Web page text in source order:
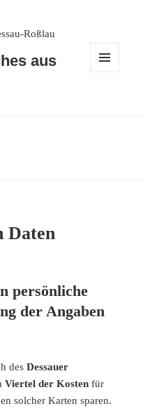
aus
Daten
persönliche
der Angaben
desDessauer
Viertel der Kosten für
solcher Karten sparen.